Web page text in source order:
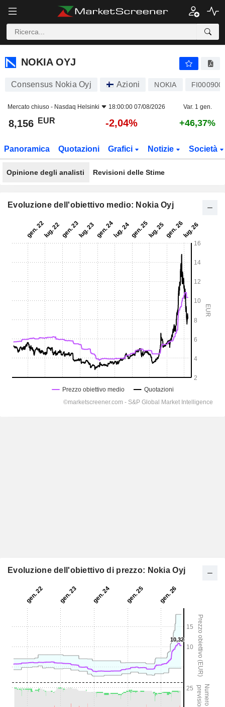
NOKIA OYJ
NOKIA OYJ
Consensus Nokia Oyj Azioni NOKIA
Mercato chiuso - Nasdaq Helsinki 18:00:00 07/08/2026 Var. 1 gen.
8,156 EUR -2,04% +46,37%
Panoramica Quotazioni Grafici Notizie Società
Opinione degli analisti Revisioni delle Stime
Evoluzione dell'obiettivo medio: Nokia Oyj
Evoluzione dell'obiettivo di prezzo: Nokia Oyj